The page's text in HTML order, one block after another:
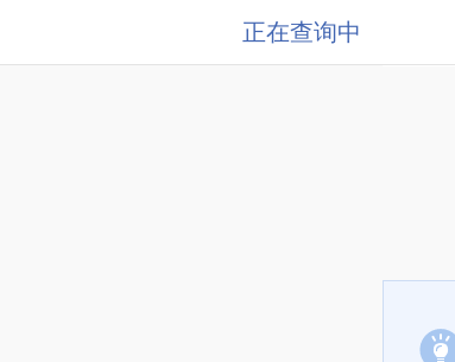
正在查询中